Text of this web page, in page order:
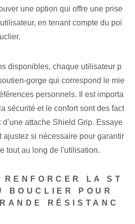
une option qui offre une prise
en tenant compte du poi
disponibles, chaque utilisateur p
gorge qui correspond le mie
personnels. Il est importa
sécurité et le confort sont des fact
attache Shield Grip. Essaye
ajustez si nécessaire pour garantir
tout au long de l'utilisation.
RENFORCER LA ST
BOUCLIER POUR
RÉSISTANC